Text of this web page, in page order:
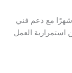
تقدم الجهات الموثوقة ضمان تشغيلي لمدة 18 شهرًا مع دعم فني
استمرارية العمل